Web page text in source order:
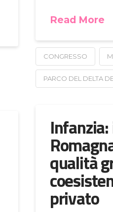
Read More
CONGRESSO
PARCO DEL DELTA
qualità
privato